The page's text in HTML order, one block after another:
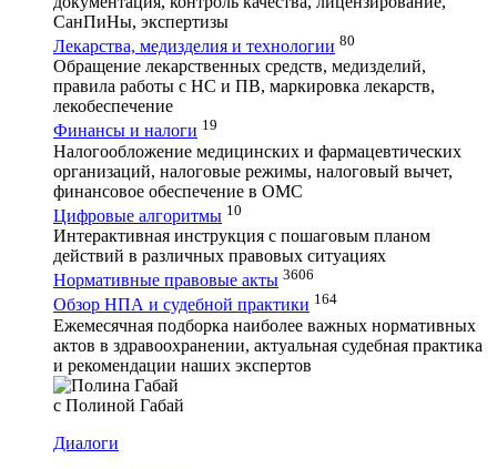
СанПиНы, экспертизы
Лекарства, медизделия и технологии 80
Обращение лекарственных средств, медизделий,
правила работы с НС и ПВ, маркировка лекарств,
лекобеспечение
Финансы и налоги 19
Налогообложение медицинских и фармацевтических
организаций, налоговые режимы, налоговый вычет,
финансовое обеспечение в ОМС
Цифровые алгоритмы 10
Интерактивная инструкция с пошаговым планом
действий в различных правовых ситуациях
Нормативные правовые акты 3606
Обзор НПА и судебной практики 164
Ежемесячная подборка наиболее важных нормативных
актов в здравоохранении, актуальная судебная практика
и рекомендации наших экспертов
с Полиной Габай
Диалоги